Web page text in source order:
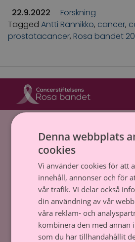
22.9.2022
Forskning
Tagged Antti Rannikko, cancer,
prostatacancer, Rosa bandet
Cancerstiftelsen sr (FO-
Tfn. 09 135 331
Dataskydd och register
Tillstånd till penninginsamling
Kontakta oss
Denna webbplats
cookies
Vi använder cookies för att
innehåll, annonser och för
vår trafik. Vi delar också
din användning av vår
våra reklam- och
kombinera den med annan
som du har tillhandahållit